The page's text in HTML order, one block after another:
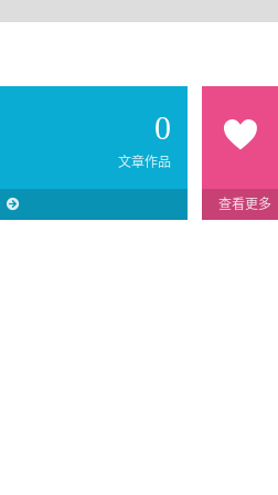
0
文章作品
查看更多